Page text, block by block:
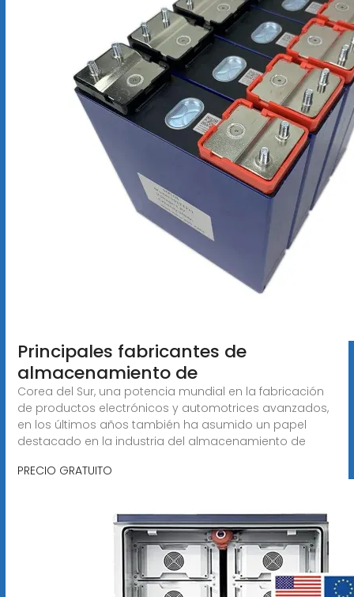
Principales fabricantes de
almacenamiento de
Corea del Sur, una potencia mundial en la fabricación
de productos electrónicos y automotrices avanzados,
en los últimos años también ha asumido un papel
destacado en la industria del almacenamiento de
PRECIO GRATUITO